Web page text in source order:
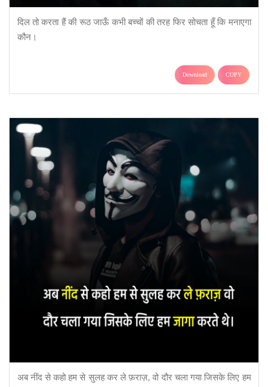
दिल तो करता हैं की रूठ जाऊँ कभी बच्चों की तरह फिर सोचता हूँ कि मनाएगा
कौन।
Download COPY
अब नींद से कहो हम से सुलह कर ले फ़राज़, वो दौर चला गया जिसके लिए हम